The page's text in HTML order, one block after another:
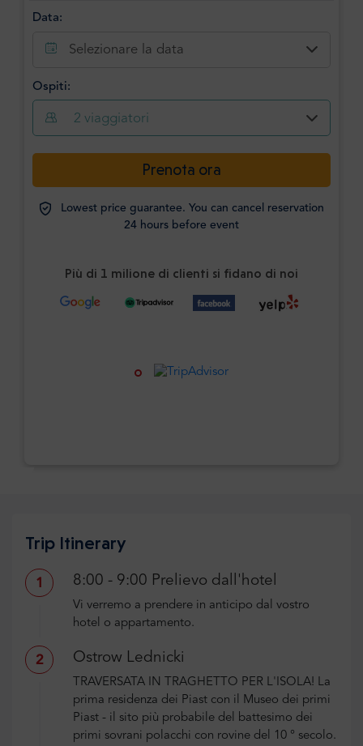
Data:
Selezionare la data
Ospiti:
2 viaggiatori
Prenota ora
Lowest price guarantee. You can cancel reservation
24 hours before event
Più di 1 milione di clienti si fidano di noi
Trip Itinerary
1 8:00 - 9:00 Prelievo dall'hotel
Vi verremo a prendere in anticipo dal vostro
hotel o appartamento.
2 Ostrow Lednicki
TRAVERSATA IN TRAGHETTO PER L'ISOLA! La
prima residenza dei Piast con il Museo dei primi
Piast - il sito più probabile del battesimo dei
primi sovrani polacchi con rovine del 10 ° secolo.